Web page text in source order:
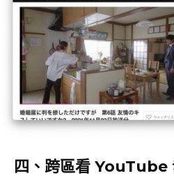
四、跨區看 YouTube